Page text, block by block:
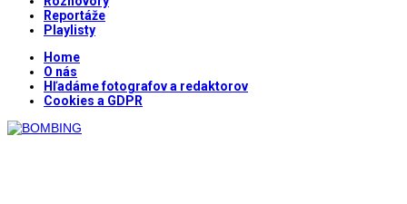
Reportáže
Playlisty
Home
O nás
Hľadáme fotografov a redaktorov
Cookies a GDPR